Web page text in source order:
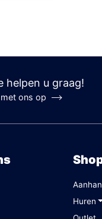
helpen u graag!
ons op
Huren